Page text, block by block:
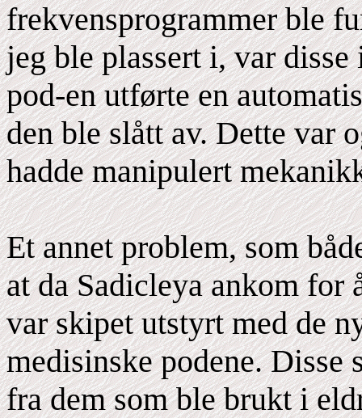
frekvensprogrammer ble
jeg ble plassert i, var
pod-en utførte en
den ble slått av. Dette var
hadde manipulert
Et annet problem, som
at da Sadicleya ankom for
var skipet utstyrt med de
medisinske podene.
fra dem som ble brukt i